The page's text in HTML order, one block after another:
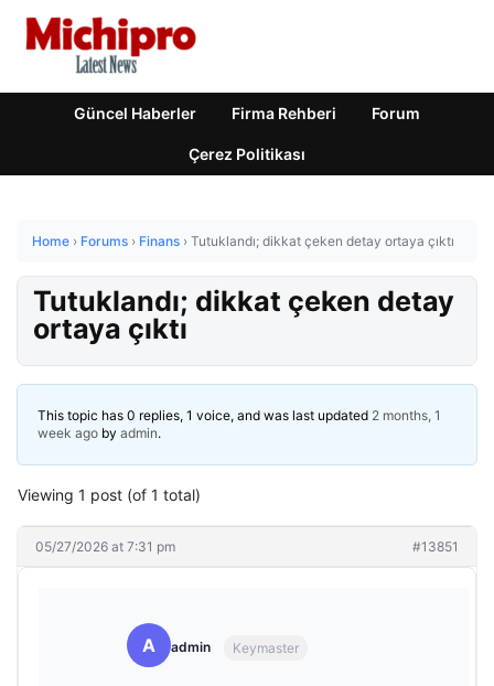
Güncel Haberler Firma Rehberi Forum
Çerez Politikası
Home › Forums › Finans › Tutuklandı; dikkat çeken detay ortaya çıktı
Tutuklandı; dikkat çeken detay
ortaya çıktı
This topic has 0 replies, 1 voice, and was last updated 2 months, 1
week ago by admin.
Viewing 1 post (of 1 total)
05/27/2026 at 7:31 pm #13851
A admin Keymaster